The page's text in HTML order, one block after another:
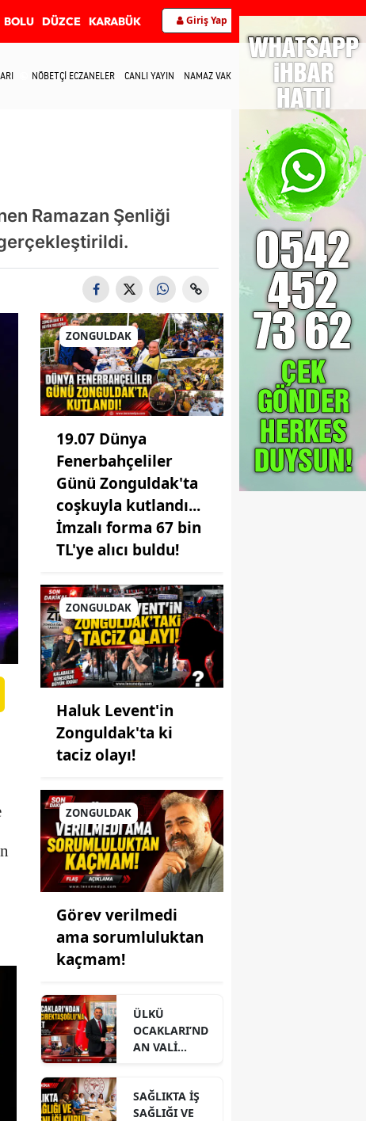
BOLU DÜZCE KARABÜK Giriş Yap
NÖBETÇİ ECZANELER CANLI YAYIN NAMAZ VAKİTLERİ İLETİŞİM
Ramazan Şenliği
gerçekleştirildi.
ZONGULDAK
19.07 Dünya
Fenerbahçeliler
Günü Zonguldak'ta
coşkuyla kutlandı...
İmzalı forma 67 bin
TL'ye alıcı buldu!
ZONGULDAK
Haluk Levent'in
Zonguldak'ta ki
taciz olayı!
ZONGULDAK
Görev verilmedi
ama sorumluluktan
kaçmam!
ÜLKÜ
OCAKLARI’ND
AN VALİ
ZİYARET
SAĞLIKTA İŞ
SAĞLIĞI VE